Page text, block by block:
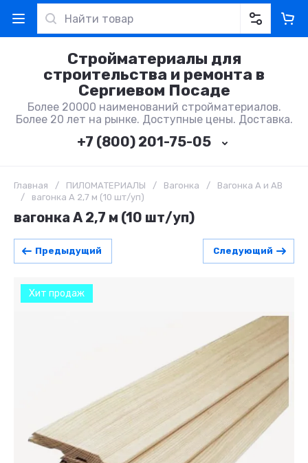
Стройматериалы для
строительства и ремонта в
Сергиевом Посаде
Более 20000 наименований стройматериалов.
Более 20 лет на рынке. Доступные цены. Доставка.
+7 (800) 201-75-05
Главная / ПИЛОМАТЕРИАЛЫ / Вагонка /
Вагонка А и АВ
/
вагонка А 2,7 м (10 шт/уп)
вагонка А 2,7 м (10 шт/уп)
Предыдущий Следующий
Хит продаж